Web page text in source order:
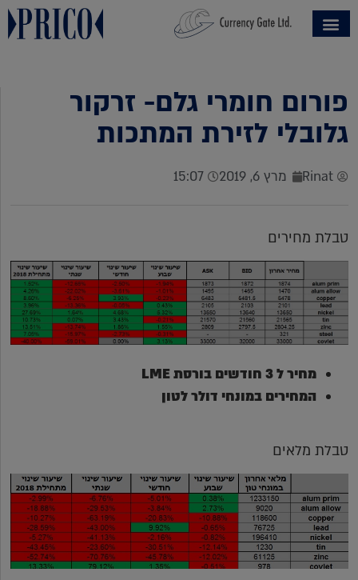
פורום חומרי גלם- זרקור
גלובלי לזירת המתכות
Rinat מרץ 6, 2019 15:07
טבלת מחירים
מחיר ל 3 חודשים בורסת
LME
המחירים במונחי דולר לטון
טבלת מלאים